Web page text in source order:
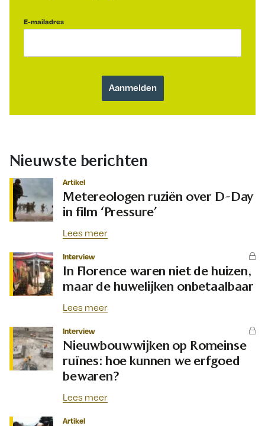
E-mailadres
Nieuwste berichten
Artikel
Metereologen ruziën over D-Day
in film ‘Pressure’
Lees meer
Interview
In Florence waren niet de huizen,
maar de huwelijken onbetaalbaar
Lees meer
Interview
Nieuwbouwwijken op Romeinse
ruïnes: hoe kunnen we erfgoed
bewaren?
Lees meer
Artikel